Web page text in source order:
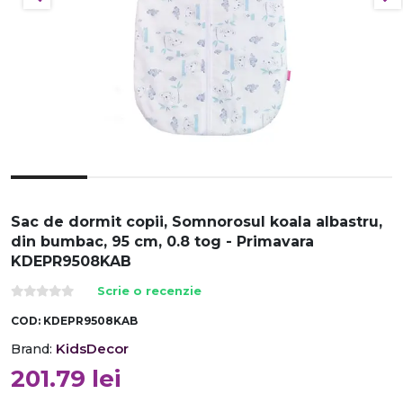
Sac de dormit copii, Somnorosul koala albastru,
din bumbac, 95 cm, 0.8 tog - Primavara
KDEPR9508KAB
Scrie o recenzie
COD: KDEPR9508KAB
Brand: KidsDecor
201.79 lei